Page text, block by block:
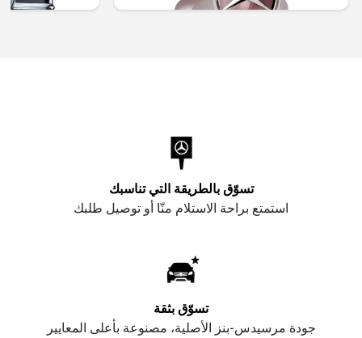
تسوّق بالطريقة التي تناسبك
استمتع براحة الاستلام منّا أو توصيل طلبك
تسوّق بثقة
جودة مرسيدس-بنز الأصلية، مصنوعة بأعلى المعايير